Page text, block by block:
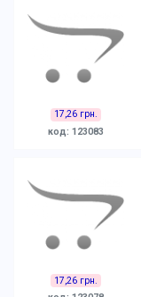
17,26 грн.
код: 123083
17,26 грн.